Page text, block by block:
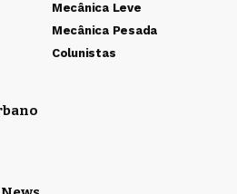
Mecânica Leve
Mecânica Pesada
Colunistas